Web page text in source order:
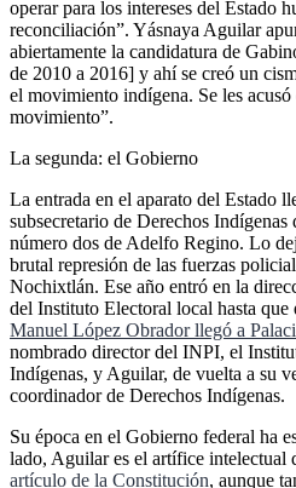
operar para los intereses del Estado
reconciliación”. Yásnaya Aguilar
abiertamente la candidatura de
de 2010 a 2016] y ahí se creó un
el movimiento indígena. Se les
movimiento”.
La segunda: el Gobierno
La entrada en el aparato del Estado
subsecretario de Derechos
número dos de Adelfo Regino. Lo
brutal represión de las fuerzas
Nochixtlán. Ese año entró en la
del Instituto Electoral local hasta que
Manuel López Obrador llegó a
nombrado director del INPI, el
Indígenas, y Aguilar, de vuelta a su
coordinador de Derechos Indígenas.
Su época en el Gobierno federal ha
lado, Aguilar es el artífice intelectual
artículo de la Constitución, aunque